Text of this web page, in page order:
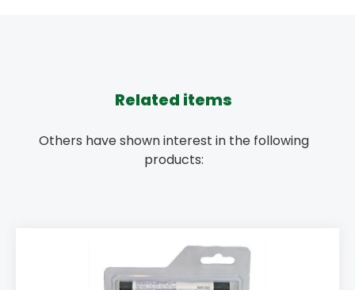
Related items
Others have shown interest in the following
products: